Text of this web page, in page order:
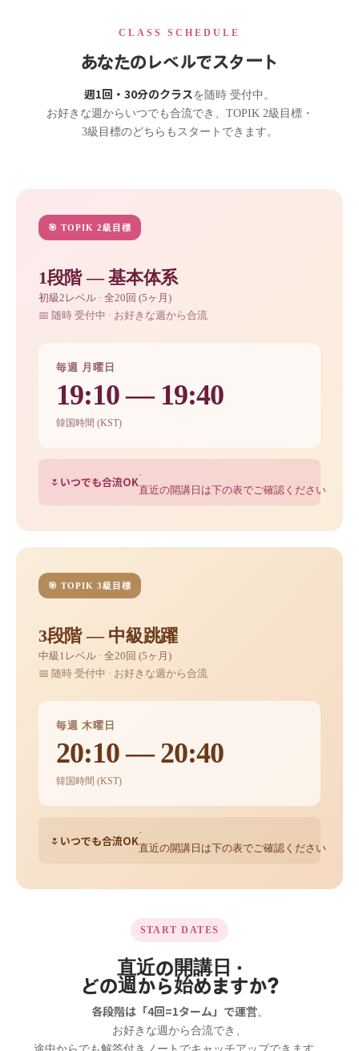
CLASS SCHEDULE
あなたのレベルでスタート
週1回・30分のクラスを随時 受付中。
お好きな週からいつでも合流でき、TOPIK 2級目標・
3級目標のどちらもスタートできます。
🎯 TOPIK 2級目標
1段階 — 基本体系
初級2レベル · 全20回 (5ヶ月)
📅 随時 受付中 · お好きな週から合流
毎週 月曜日
19:10 — 19:40
韓国時間 (KST)
🌷 いつでも合流OK·
直近の開講日は下の表でご確認ください
🎯 TOPIK 3級目標
3段階 — 中級跳躍
中級1レベル · 全20回 (5ヶ月)
📅 随時 受付中 · お好きな週から合流
毎週 木曜日
20:10 — 20:40
韓国時間 (KST)
🌷 いつでも合流OK·
直近の開講日は下の表でご確認ください
START DATES
直近の開講日 ·
どの週から始めますか?
各段階は「4回=1ターム」で運営。
お好きな週から合流でき、